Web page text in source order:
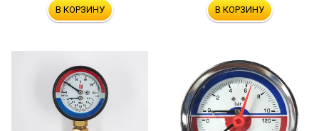
В КОРЗИНУ В КОРЗИНУ